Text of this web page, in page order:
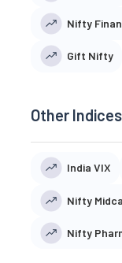
Nifty
Gift Nifty
Other Indices
India VIX
Nifty
Nifty